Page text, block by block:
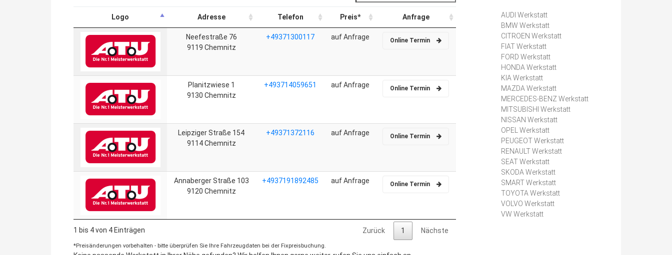
Logo Adresse Telefon Preis* Anfrage
Neefestraße 76
9119 Chemnitz
+49371300117 auf Anfrage Online Termin
Planitzwiese 1
9130 Chemnitz
+493714059651 auf Anfrage Online Termin
Leipziger Straße 154
9114 Chemnitz
+49371372116 auf Anfrage Online Termin
Annaberger Straße 103
9120 Chemnitz
+4937191892485 auf Anfrage Online Termin
1 bis 4 von 4 Einträgen Zurück 1 Nächste
*Preisänderungen vorbehalten - bitte überprüfen Sie Ihre Fahrzeugdaten bei der Fixpreisbuchung.
AUDI Werkstatt
BMW Werkstatt
CITROEN Werkstatt
FIAT Werkstatt
FORD Werkstatt
HONDA Werkstatt
KIA Werkstatt
MAZDA Werkstatt
MERCEDES-BENZ Werkstatt
MITSUBISHI Werkstatt
NISSAN Werkstatt
OPEL Werkstatt
PEUGEOT Werkstatt
RENAULT Werkstatt
SEAT Werkstatt
SKODA Werkstatt
SMART Werkstatt
TOYOTA Werkstatt
VOLVO Werkstatt
VW Werkstatt